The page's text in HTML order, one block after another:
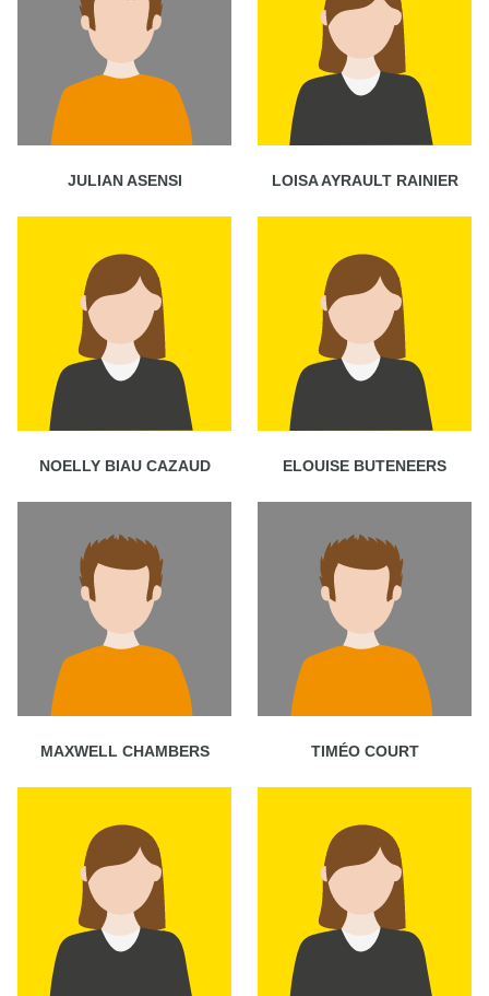
JULIAN ASENSI LOISA AYRAULT RAINIER
NOELLY BIAU CAZAUD ELOUISE BUTENEERS
MAXWELL CHAMBERS TIMÉO COURT